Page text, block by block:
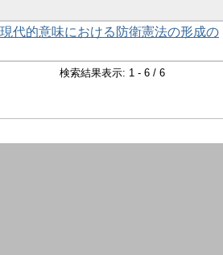
代的意味における防衛憲法の形成の
検索結果表示: 1 - 6 / 6